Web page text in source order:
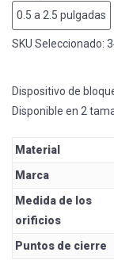
0.5 a 2.5 pulgadas
SKU Seleccionado:
Dispositivo de
Disponible en 2
Material
Marca
Medida de los
orificios
Puntos de cierre